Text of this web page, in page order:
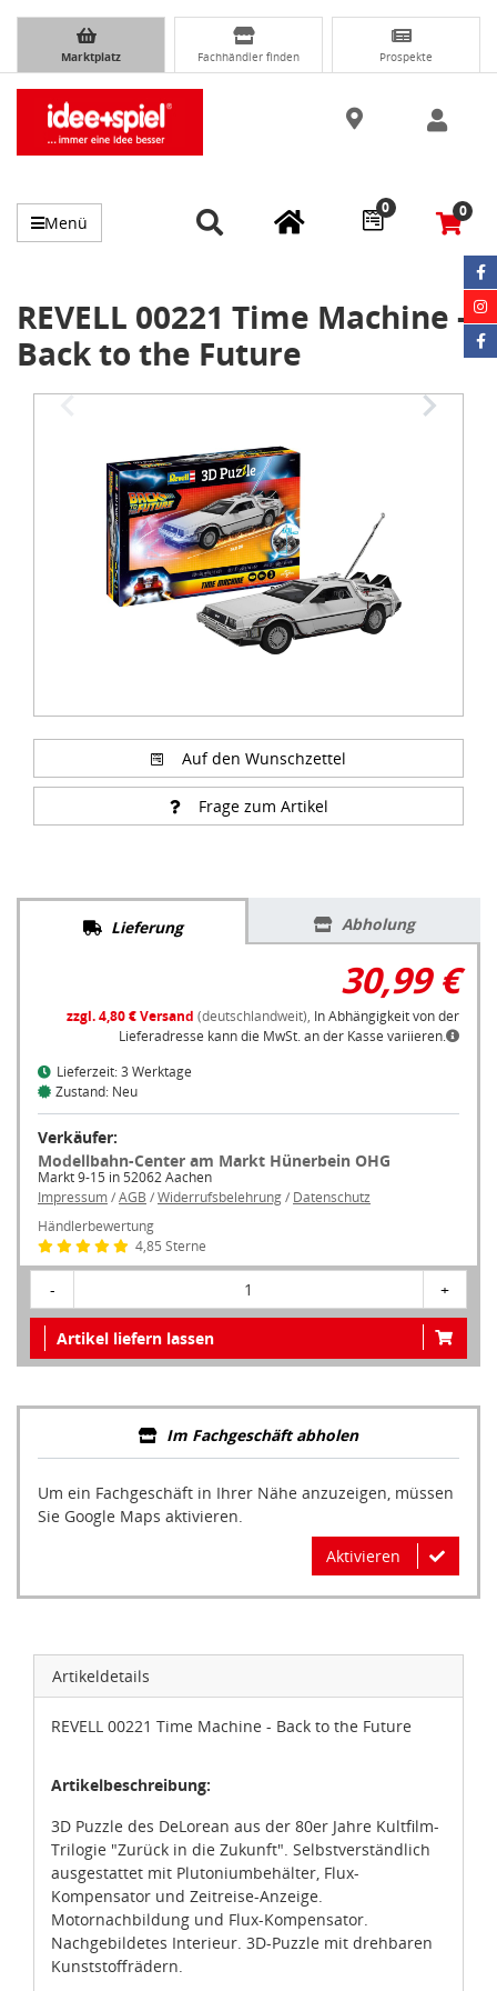
Marktplatz Fachhändler finden Prospekte
Menü
0 0
REVELL 00221 Time Machine -
Back to the Future
Auf den Wunschzettel
Frage zum Artikel
Lieferung Abholung
30,99 €
zzgl. 4,80 € Versand (deutschlandweit), In Abhängigkeit von der
Lieferadresse kann die MwSt. an der Kasse variieren.
Lieferzeit: 3 Werktage
Zustand: Neu
Verkäufer:
Modellbahn-Center am Markt Hünerbein OHG
Markt 9-15 in 52062 Aachen
Impressum/AGB /Widerrufsbelehrung/ Datenschutz
Händlerbewertung
4,85 Sterne
- 1 +
Artikel liefern lassen
Im Fachgeschäft abholen
Um ein Fachgeschäft in Ihrer Nähe anzuzeigen, müssen
Sie Google Maps aktivieren.
Aktivieren
Artikeldetails
REVELL 00221 Time Machine - Back to the Future
Artikelbeschreibung:
3D Puzzle des DeLorean aus der 80er Jahre Kultfilm-
Trilogie "Zurück in die Zukunft". Selbstverständlich
ausgestattet mit Plutoniumbehälter, Flux-
Kompensator und Zeitreise-Anzeige.
Motornachbildung und Flux-Kompensator.
Nachgebildetes Interieur. 3D-Puzzle mit drehbaren
Kunststoffrädern.